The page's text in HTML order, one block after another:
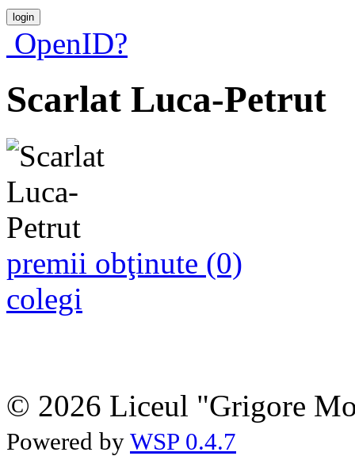
OpenID?
Scarlat Luca-Petrut
premii obţinute (0)
colegi
© 2026 Liceul "Grigore
Powered by WSP 0.4.7